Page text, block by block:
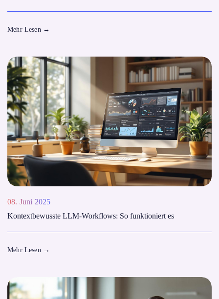
Mehr Lesen →
08. Juni 2025
Kontextbewusste LLM-Workflows: So funktioniert es
Mehr Lesen →